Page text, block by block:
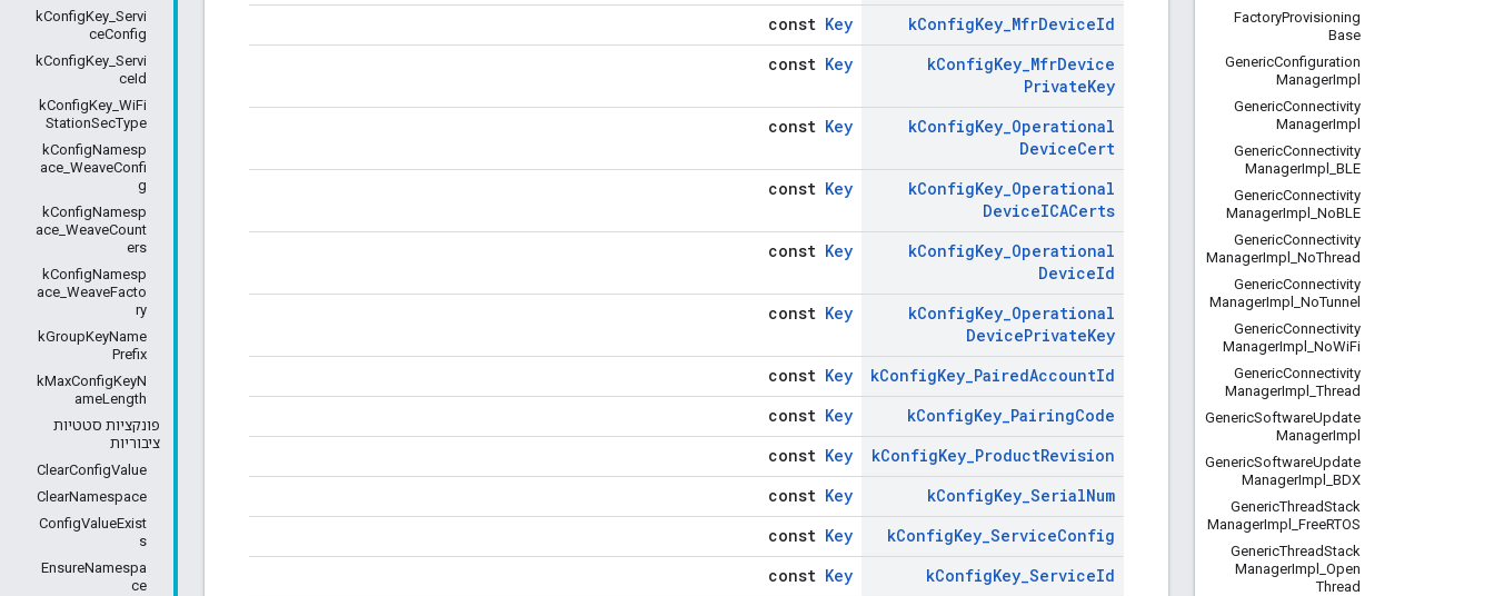
FactoryProvisioning
Base
GenericConfiguration
ManagerImpl
GenericConnectivity
ManagerImpl
GenericConnectivity
ManagerImpl
BLE
GenericConnectivity
ManagerImpl NoBLE
GenericConnectivity
ManagerImpl NoThread
GenericConnectivity
ManagerImpl NoTunnel
GenericConnectivity
ManagerImpl NoWiFi
GenericConnectivity
ManagerImpl _Thread
GenericSoftwareUpdate
ManagerImpl
GenericSoftwareUpdate
ManagerImpl
BDX
GenericThreadStack
ManagerImpl FreeRTOS
GenericThreadStack
ManagerImpl
Open
Thread
kConfigKey_Servi
ceConfig
kConfigKey_Servi
ceId
kConfigKey_WiFi
StationSecType
kConfigNamesp
ace_WeaveConfi
g
kConfigNamesp
ace_WeaveCount
ers
kConfigNamesp
ace_WeaveFacto
ry
kGroupKeyName
Prefix
kMaxConfigKeyN
ameLength
פונקציות סטטיות
ציבוריות
ClearConfigValue
ClearNamespace
ConfigValueExist
s
EnsureNamespa
ce
kConfigKey_MfrDeviceId
const Key
kConfigKey_MfrDevice
PrivateKey
const Key
kConfigKey_Operational
DeviceCert
const Key
kConfigKey_Operational
DeviceICACerts
const Key
kConfigKey_Operational
DeviceId
const Key
kConfigKey_Operational
DevicePrivateKey
const Key
kConfigKey_PairedAccountId
const Key
kConfigKey_PairingCode
const Key
kConfigKey_ProductRevision
const Key
kConfigKey_SerialNum
const Key
kConfigKey_ServiceConfig
const Key
kConfigKey_ServiceId
const Key